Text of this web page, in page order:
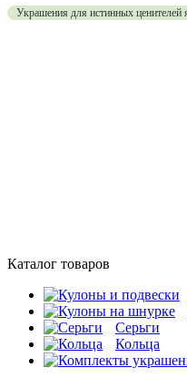
Украшения для истинных ценителей
Каталог товаров
Серьги
Кольца